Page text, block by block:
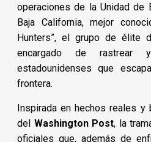
operaciones de la Unidad de
Baja California, mejor
Hunters”, el grupo de élite
encargado de rastrear
estadounidenses que
frontera.
Inspirada en hechos reales y
del Washington Post, la
oficiales que, además de